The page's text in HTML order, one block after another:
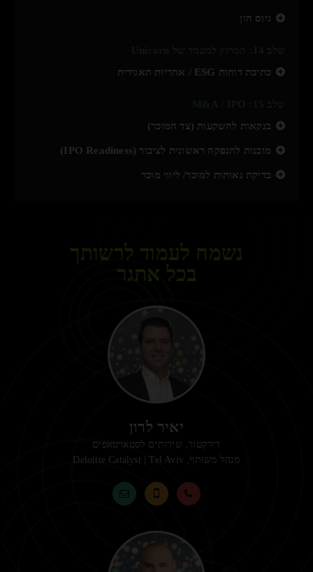
גיוס הון
כתיבת דוחות ESG / אחריות תאגידית
בנקאות להשקעות (צד המוכר)
מוכנות להנפקה ראשונית לציבור (IPO Readiness)
בדיקת נאותות למוכר/ ליווי מוכר
נשמח לעמוד לרשותך
בכל אתגר
יאיר לרון
דירקטור, שירותים לסטארטאפים
מנהל משותף, Deloitte Catalyst | Tel Aviv